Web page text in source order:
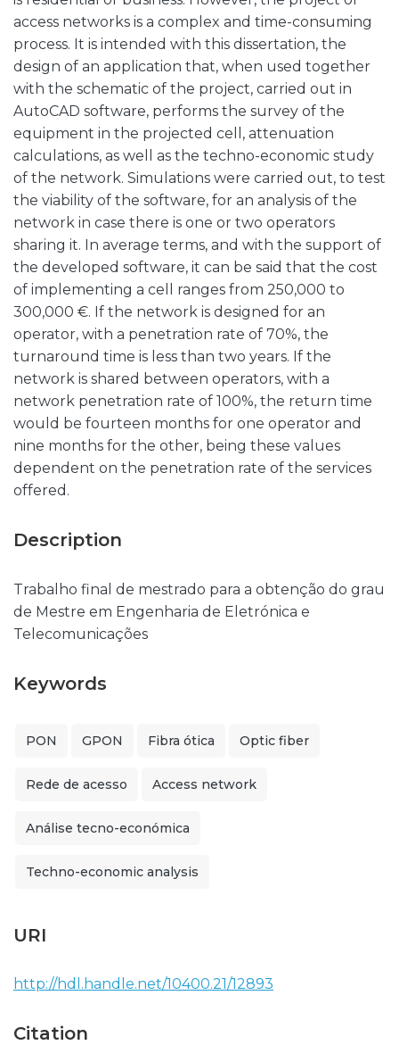
access networks is a complex and time-consuming
process. It is intended with this dissertation, the
design of an application that, when used together
with the schematic of the project, carried out in
AutoCAD software, performs the survey of the
equipment in the projected cell, attenuation
calculations, as well as the techno-economic study
of the network. Simulations were carried out, to test
the viability of the software, for an analysis of the
network in case there is one or two operators
sharing it. In average terms, and with the support of
the developed software, it can be said that the cost
of implementing a cell ranges from 250,000 to
300,000 €. If the network is designed for an
operator, with a penetration rate of 70%, the
turnaround time is less than two years. If the
network is shared between operators, with a
network penetration rate of 100%, the return time
would be fourteen months for one operator and
nine months for the other, being these values
dependent on the penetration rate of the services
offered.
Description
Trabalho final de mestrado para a obtenção do grau
de Mestre em Engenharia de Eletrónica e
Telecomunicações
Keywords
PON GPON Fibra ótica Optic fiber
Rede de acesso Access network
Análise tecno-económica
Techno-economic analysis
URI
http://hdl.handle.net/10400.21/12893
Citation